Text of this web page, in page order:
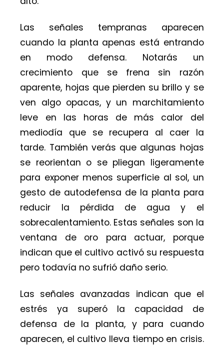
Las señales tempranas aparecen
cuando la planta apenas está entrando
en modo defensa. Notarás un
crecimiento que se frena sin razón
aparente, hojas que pierden su brillo y se
ven algo opacas, y un marchitamiento
leve en las horas de más calor del
mediodía que se recupera al caer la
tarde. También verás que algunas hojas
se reorientan o se pliegan ligeramente
para exponer menos superficie al sol, un
gesto de autodefensa de la planta para
reducir la pérdida de agua y el
sobrecalentamiento. Estas señales son la
ventana de oro para actuar, porque
indican que el cultivo activó su respuesta
pero todavía no sufrió daño serio.
Las señales avanzadas indican que el
estrés ya superó la capacidad de
defensa de la planta, y para cuando
aparecen, el cultivo lleva tiempo en crisis.